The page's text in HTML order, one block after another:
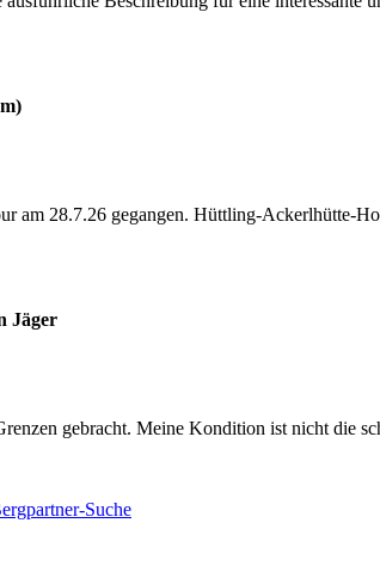
am 28.7.26 gegangen. Hüttling-Ackerlhütte-
Jäger
gebracht. Meine Kondition ist nicht die
Suche